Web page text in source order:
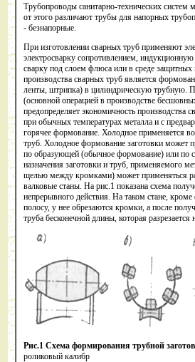
Трубопроводы санитарно-технических систем
от этого различают трубы для напорных
- безнапорные.
При изготовлении сварных труб применяют
электросварку сопротивлением,
сварку под слоем флюса или в среде защитных
производства сварных труб является
ленты, штрипка) в цилиндрическую трубную.
(основной операцией в производстве
предопределяет экономичность
при обычных температурах металла и с
горячее формование. Холодное применяется
труб. Холодное формование заготовки может
по образующей (обычное формование) или по
назначения заготовки и труб, применяемого
щелью между кромками) может применяться
валковые станы. На рис.1 показана схема
непрерывного действия. На таком стане,
полосу, у нее обрезаются кромки, а после
труба бесконечной длины, которая
Рис.1 Схема формирования трубной
роликовый калибр